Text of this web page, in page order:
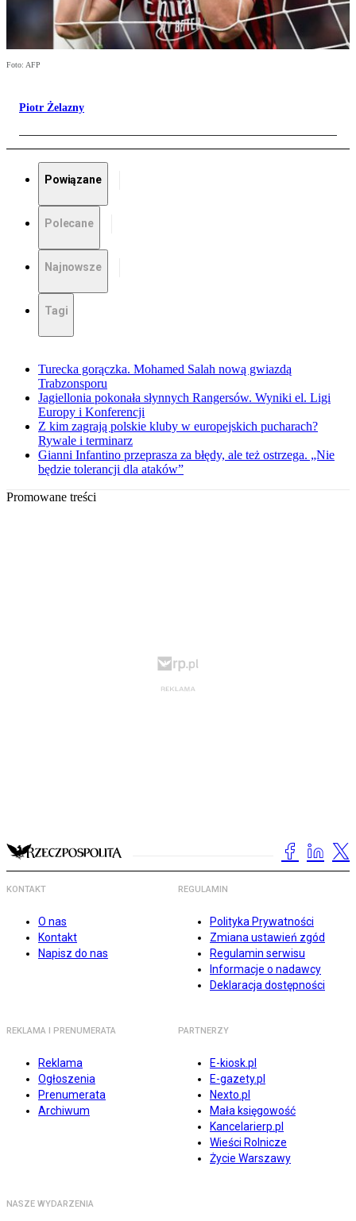
Foto: AFP
Piotr Żelazny
Powiązane
Polecane
Najnowsze
Tagi
Turecka gorączka. Mohamed Salah nową gwiazdą
Trabzonsporu
Jagiellonia pokonała słynnych Rangersów. Wyniki el. Ligi
Europy i Konferencji
Z kim zagrają polskie kluby w europejskich pucharach?
Rywale i terminarz
Gianni Infantino przeprasza za błędy, ale też ostrzega. „Nie
będzie tolerancji dla ataków”
Promowane treści
KONTAKT
O nas
Kontakt
Napisz do nas
REGULAMIN
Polityka Prywatności
Zmiana ustawień zgód
Regulamin serwisu
Informacje o nadawcy
Deklaracja dostępności
REKLAMA I PRENUMERATA
Reklama
Ogłoszenia
Prenumerata
Archiwum
PARTNERZY
E-kiosk.pl
E-gazety.pl
Nexto.pl
Mała księgowość
Kancelarierp.pl
Wieści Rolnicze
Życie Warszawy
NASZE WYDARZENIA